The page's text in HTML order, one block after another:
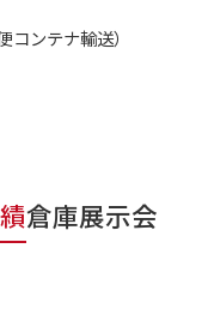
ンテナ輸送）
倉庫展示会